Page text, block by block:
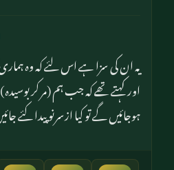
یہ ان کی سزا ہے اس لئے کہ وہ
اور کہتے تھے کہ جب ہم (مر کر
ہوجائیں گے تو کیا ازسرنو پیدا کئے